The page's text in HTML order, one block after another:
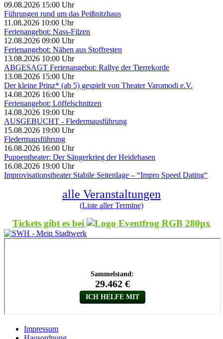
09.08.2026 15:00 Uhr
Führungen rund um das Peißnitzhaus
11.08.2026 10:00 Uhr
Ferienangebot: Nass-Filzen
12.08.2026 09:00 Uhr
Ferienangebot: Nähen aus Stoffresten
13.08.2026 10:00 Uhr
ABGESAGT Ferienangebot: Rallye der Tierrekorde
13.08.2026 15:00 Uhr
Der kleine Prinz* (ab 5) gespielt von Theater Varomodi e.V.
14.08.2026 16:00 Uhr
Ferienangebot: Löffelschnitzen
14.08.2026 19:00 Uhr
AUSGEBUCHT - Fledermausführung
15.08.2026 19:00 Uhr
Fledermausführung
16.08.2026 16:00 Uhr
Puppentheater: Der Sängerkrieg der Heidehasen
16.08.2026 19:00 Uhr
Improvisationstheater Stabile Seitenlage – “Impro Speed Dating“
alle Veranstaltungen
(Liste aller Termine)
Tickets gibt es bei
Impressum